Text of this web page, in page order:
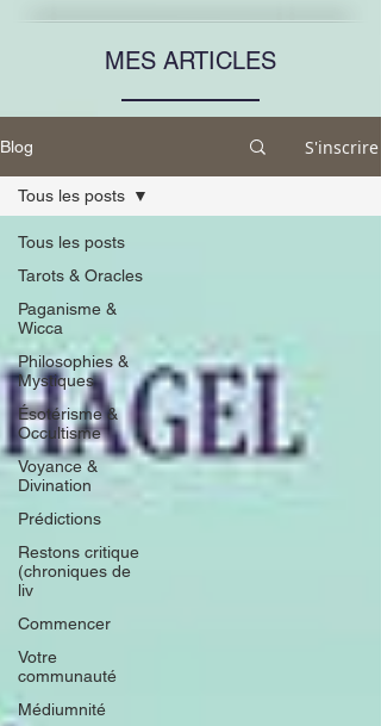
MES ARTICLES
Blog S'inscrire
Tous les posts
Tarots & Oracles
Paganisme &
Wicca
Philosophies &
Mystiques
Ésotérisme &
Occultisme
Voyance &
Divination
Prédictions
Restons critique
(chroniques de
liv
Commencer
Votre
communauté
Médiumnité
Tous les posts